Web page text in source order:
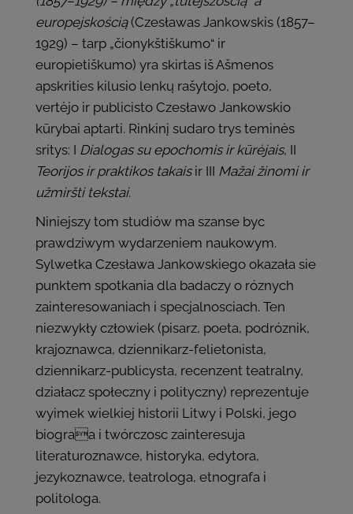
europejskością(Czesławas Jankowskis (1857–
1929) – tarp „čionykštiškumo“ ir
europietiškumo) yra skirtas iš Ašmenos
apskrities kilusio lenkų rašytojo, poeto,
vertėjo ir publicisto Czesławo Jankowskio
kūrybai aptarti. Rinkinį sudaro trys teminės
sritys: I Dialogas su epochomis ir kūrėjais, II
Teorijos ir praktikos takaisir III Mažai žinomi ir
užmiršti tekstai.
Niniejszy tom studiów ma szanse byc
prawdziwym wydarzeniem naukowym.
Sylwetka Czesława Jankowskiego okazała sie
punktem spotkania dla badaczy o róznych
zainteresowaniach i specjalnosciach. Ten
niezwykły człowiek (pisarz, poeta, podróznik,
krajoznawca, dziennikarz-felietonista,
dziennikarz-publicysta, recenzent teatralny,
działacz społeczny i polityczny) reprezentuje
wyimek wielkiej historii Litwy i Polski, jego
biograa i twórczosc zainteresuja
literaturoznawce, historyka, edytora,
jezykoznawce, teatrologa, etnografa i
politologa.